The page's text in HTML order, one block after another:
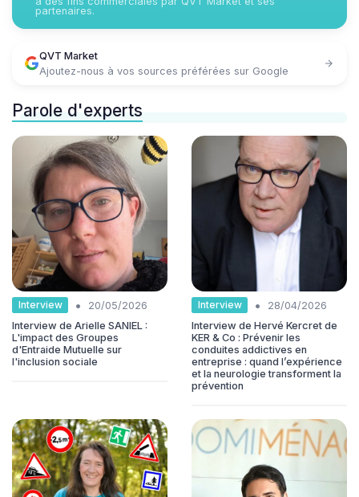
partenaires.
QVT Market
Ajoutez-nous à vos sources préférées sur Google
Parole d'experts
Interview •
20/05/2026
Interview de Arielle SANIEL :
L'impact des Groupes
d'Entraide Mutuelle sur
l'inclusion sociale
Interview •
28/04/2026
Interview de Hervé Kercret de
KER & Co : Prévenir les
conduites addictives en
entreprise : quand l’expérience
et la neurologie transforment la
prévention